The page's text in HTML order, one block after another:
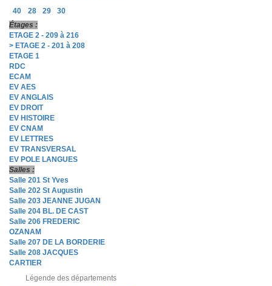
40 28 29
30
Étages :
ETAGE 2 - 209 à 216
> ETAGE 2 - 201 à 208
ETAGE 1
RDC
ECAM
EV AES
EV ANGLAIS
EV DROIT
EV HISTOIRE
EV CNAM
EV LETTRES
EV TRANSVERSAL
EV POLE LANGUES
Salles :
Salle 201 St Yves
Salle 202 St Augustin
Salle 203 JEANNE JUGAN
Salle 204 BL. DE CAST
Salle 206 FREDERIC
OZANAM
Salle 207 DE LA BORDERIE
Salle 208 JACQUES
CARTIER
Légende des départements